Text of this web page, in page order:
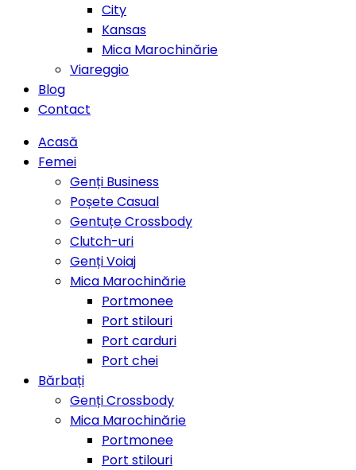
City
Kansas
Mica Marochinărie
Viareggio
Blog
Contact
Acasă
Femei
Genți Business
Poșete Casual
Gentuțe Crossbody
Clutch-uri
Genți Voiaj
Mica Marochinărie
Portmonee
Port stilouri
Port carduri
Port chei
Bărbați
Genți Crossbody
Mica Marochinărie
Portmonee
Port stilouri